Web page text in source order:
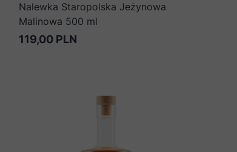
Nalewka Staropolska Jeżynowa
Malinowa 500 ml
119,00 PLN